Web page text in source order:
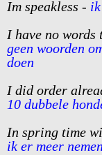
Im speakless -
I have no words
geen woorden
doen
I did order
10 dubbele
In spring time
ik er meer nemen